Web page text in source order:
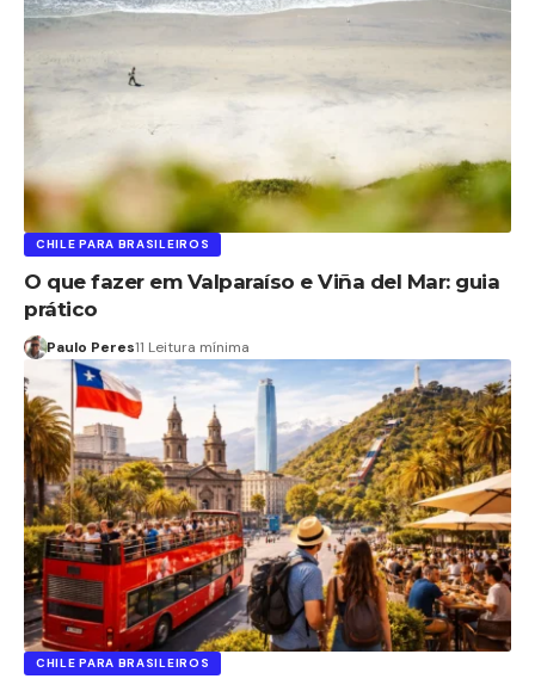
CHILE PARA BRASILEIROS
O que fazer em Valparaíso e Viña del Mar: guia
prático
Paulo Peres11 Leitura mínima
CHILE PARA BRASILEIROS